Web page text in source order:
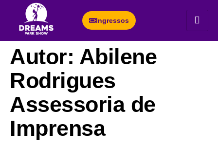
Ingressos
Autor: Abilene
Rodrigues
Assessoria de
Imprensa